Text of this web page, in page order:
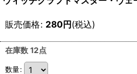
販売価格: 280円(税込)
在庫数 12点
数量: